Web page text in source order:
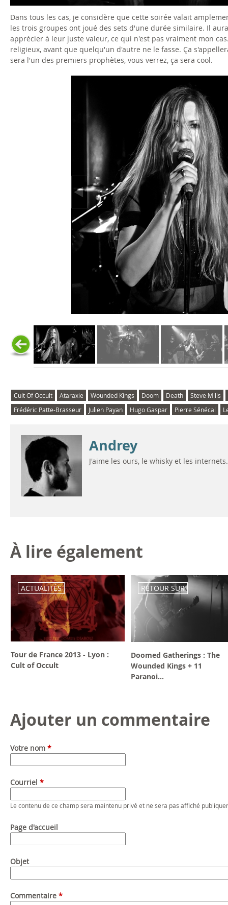
0
4
.
Dans tous les cas, je considère que cette soirée valait
les trois groupes ont joué des sets d'une durée similaire. Il
apprécier à leur juste valeur, ce qui n'est pas vraiment mon
religieux, avant que quelqu'un d'autre ne le fasse. Ça
sera l'un des premiers prophètes, vous verrez, ça sera cool.
Cult Of Occult Ataraxie Wounded Kings Doom Death
Steve Mills
Frédéric Patte-Brasseur
Julien Payan Hugo Gaspar Pierre Sénécal
Andrey
J'aime les ours, le whisky et les internets.
À lire également
ACTUALITÉS
Tour de France 2013 - Lyon :
Cult of Occult
RETOUR SUR
Doomed Gatherings : The
Wounded Kings + 11
Paranoi...
Ajouter un commentaire
Votre nom *
Courriel *
Le contenu de ce champ sera maintenu privé et ne sera pas affiché
Page d'accueil
Objet
Commentaire *